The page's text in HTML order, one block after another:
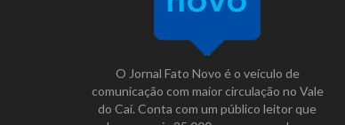
O Jornal Fato Novo é o veículo de
comunicação com maior circulação no Vale
do Caí. Conta com um público leitor que